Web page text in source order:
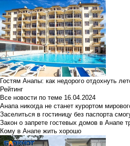
Гостям Анапы: как недорого отдохнуть
Рейтинг
Все новости по теме 16.04.2024
Анапа никогда не станет курортом
Заселиться в гостиницу без паспорта
Закон о запрете гостевых домов в Анапе
Кому в Анапе жить хорошо